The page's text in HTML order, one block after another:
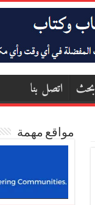
بحث اتصل بنا
مواقع مهمة